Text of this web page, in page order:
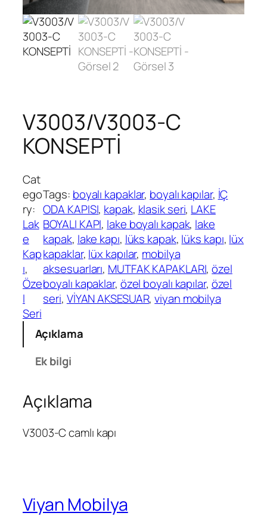
V3003/V3003-C
KONSEPTİ
Cat
ego
ry:
Lak
e
Kap
ı
Öze
l
Seri
Tags: boyalı kapaklar, boyalı kapılar, İÇ
ODA KAPISI, kapak, klasik seri, LAKE
BOYALI KAPI, lake boyalı kapak, lake
kapak, lake kapı, lüks kapak, lüks kapı, lüx
kapaklar, lüx kapılar, mobilya
aksesuarları, MUTFAK KAPAKLARI, özel
boyalı kapaklar, özel boyalı kapılar, özel
seri, VİYAN AKSESUAR, viyan mobilya
Açıklama
Ek bilgi
Açıklama
V3003-C camlı kapı
Viyan Mobilya